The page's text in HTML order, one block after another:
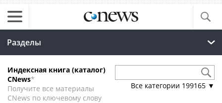
Разделы
Индексная книга (каталог)
CNews*
Получите все материалы
CNews по ключевому слову
Все категории 199165 ▼